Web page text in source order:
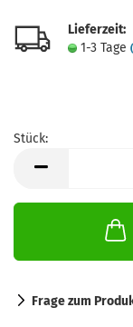
Lieferzeit:
1-3 Tage
Stück:
Frage zum